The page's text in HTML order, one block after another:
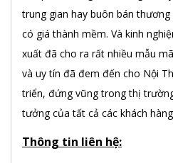
trung gian hay buôn bán
có giá thành mềm. Và kinh
xuất đã cho ra rất nhiều mẫu
và uy tín đã đem đến cho Nội
triển, đứng vũng trong thị
tưởng của tất cả các khách
Thông tin liên hệ: